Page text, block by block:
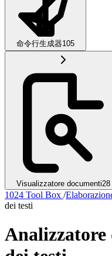
命令行生成器105
Visualizzatore documenti28
1024 Tool Box /
dei testi
Analizzatore